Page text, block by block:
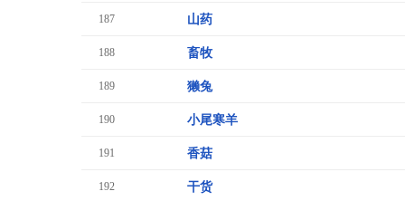
187 山药
188 畜牧
189 獭兔
190 小尾寒羊
191 香菇
192 干货